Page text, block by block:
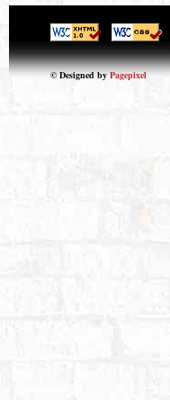
© Designed byPagepixel